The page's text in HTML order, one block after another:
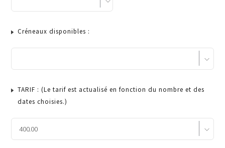
Créneaux disponibles :
TARIF : (Le tarif est actualisé en fonction du nombre et des
dates choisies.)